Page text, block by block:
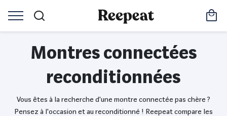
Montres connectées
reconditionnées
Vous êtes à la recherche d'une montre connectée pas chère ?
Pensez à l'occasion et au reconditionné ! Reepeat compare les